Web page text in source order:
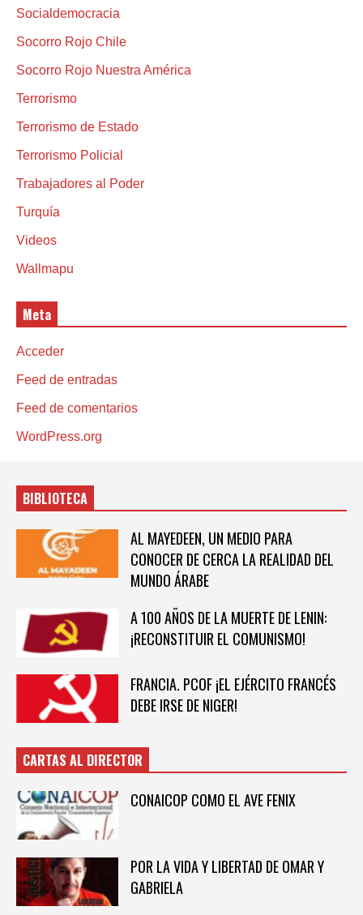
Socialdemocracia
Socorro Rojo Chile
Socorro Rojo Nuestra América
Terrorismo
Terrorismo de Estado
Terrorismo Policial
Trabajadores al Poder
Turquía
Videos
Wallmapu
Meta
Acceder
Feed de entradas
Feed de comentarios
WordPress.org
BIBLIOTECA
AL MAYEDEEN, UN MEDIO PARA
CONOCER DE CERCA LA REALIDAD DEL
MUNDO ÁRABE
A 100 AÑOS DE LA MUERTE DE LENIN:
¡RECONSTITUIR EL COMUNISMO!
FRANCIA. PCOF ¡EL EJÉRCITO FRANCÉS
DEBE IRSE DE NIGER!
CARTAS AL DIRECTOR
CONAICOP COMO EL AVE FENIX
POR LA VIDA Y LIBERTAD DE OMAR Y
GABRIELA